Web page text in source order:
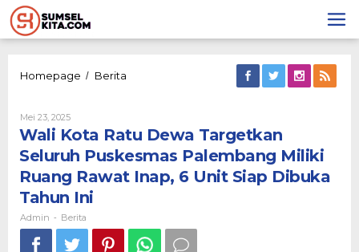
Lewati
ke
konten
Homepage / Berita
Targetkan
Puskesmas
Palembang
Inap,
Mei 23, 2025Oleh
Admin
Wali Kota Ratu Dewa Targetkan
Seluruh Puskesmas Palembang Miliki
Ruang Rawat Inap, 6 Unit Siap Dibuka
Tahun Ini
Admin - Berita